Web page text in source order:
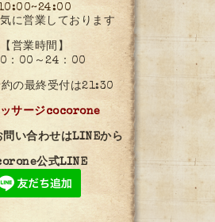
に営業しております
【営業時間】
：00～24：00
約の最終受付は21:30
サージcocorone
問い合わせはLINEから
公式LINE